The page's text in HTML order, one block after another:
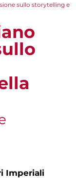
sullo storytelling e
Imperiali